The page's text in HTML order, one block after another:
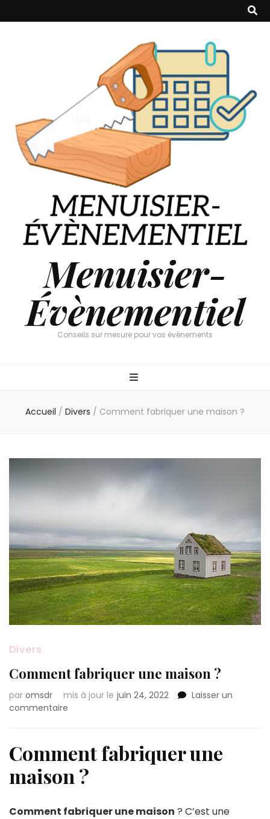
Menuisier-
Évènementiel
Conseils sur mesure pour vos évènements
Accueil / Divers / Comment fabriquer une maison ?
Divers
Comment fabriquer une maison ?
par omsdr mis à jour le juin 24, 2022
Laisser un
commentaire
maison
?
Comment fabriquer une
maison ?
Comment fabriquer une maison ? C’est une